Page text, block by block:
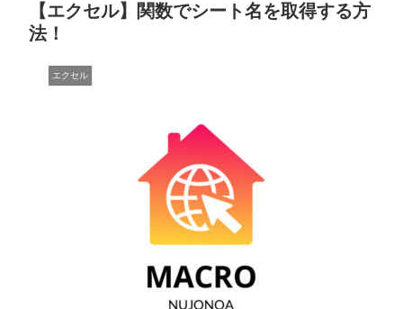
【エクセル】関数でシート名を取得する方
法！
エクセル